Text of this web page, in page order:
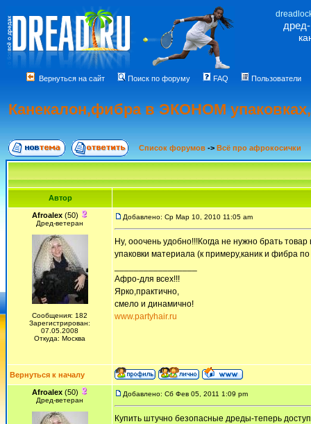
Вернуться на сайт Поиск по форуму FAQ Пользователи
Канекалон,фибра в ЭКОНОМ
Список форумов -> Всё про афрокосички
Автор
Afroalex(50)
Дред-ветеран
Сообщения: 182
Зарегистрирован:
07.05.2008
Откуда: Москва
Добавлено: Ср Мар 10, 2010 11:05 am
Ну, ооочень удобно!!!Когда не нужно брать
упаковки материала (к примеру,каник и фибра по
Афро-для всех!!!
Ярко,практично,
смело и динамично!
www.partyhair.ru
Вернуться к началу
Afroalex(50)
Дред-ветеран
Добавлено: Сб Фев 05, 2011 1:09 pm
Купить штучно безопасные дреды-теперь